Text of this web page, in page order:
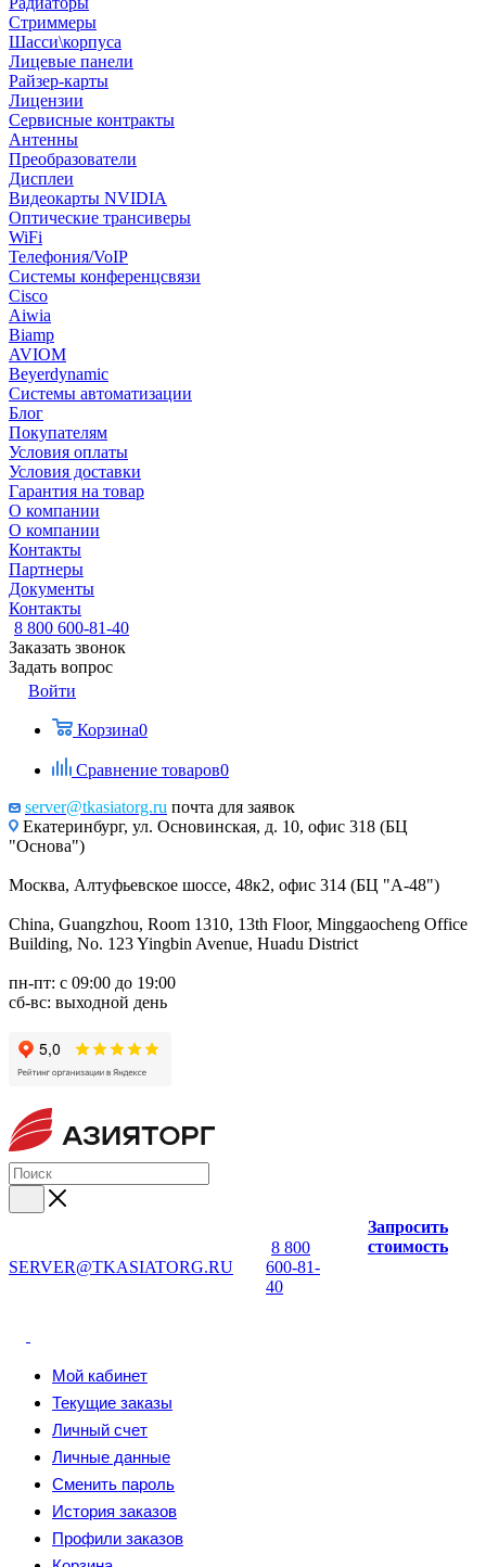
Стриммеры
Шасси\корпуса
Лицевые панели
Райзер-карты
Лицензии
Сервисные контракты
Антенны
Преобразователи
Дисплеи
Видеокарты NVIDIA
Оптические трансиверы
WiFi
Телефония/VoIP
Системы конференцсвязи
Cisco
Aiwia
Biamp
AVIOM
Beyerdynamic
Системы автоматизации
Блог
Покупателям
Условия оплаты
Условия доставки
Гарантия на товар
О компании
О компании
Контакты
Партнеры
Документы
Контакты
8 800 600-81-40
Заказать звонок
Задать вопрос
Войти
Корзина0
Сравнение товаров0
server@tkasiatorg.ru почта для заявок
Екатеринбург, ул. Основинская, д. 10, офис 318 (БЦ
"Основа")
Москва, Алтуфьевское шоссе, 48к2, офис 314 (БЦ "А-48")
China, Guangzhou, Room 1310, 13th Floor, Minggaocheng Office
Building, No. 123 Yingbin Avenue, Huadu District
пн-пт: с 09:00 до 19:00
сб-вс: выходной день
SERVER@TKASIATORG.RU
8 800
600-81-
40
Запросить
стоимость
Мой кабинет
Текущие заказы
Личный счет
Личные данные
Сменить пароль
История заказов
Профили заказов